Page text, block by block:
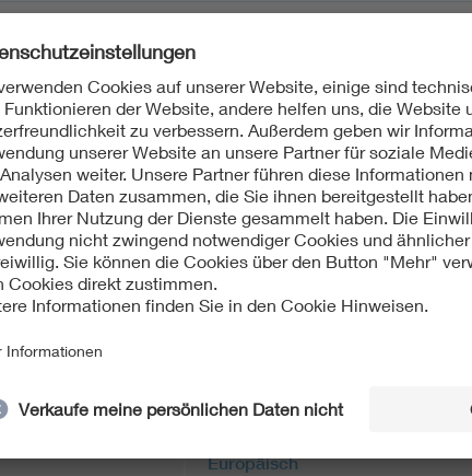
1 (VDE 0831-617-1):2023-03
- Technische Parameter von Gleisfreimeldesystemen für
des transeuropäischen Eisenbahnsystems - Teil 1:
Deutsche und Englische Fassung prEN 50617-1:2022
Europäisch